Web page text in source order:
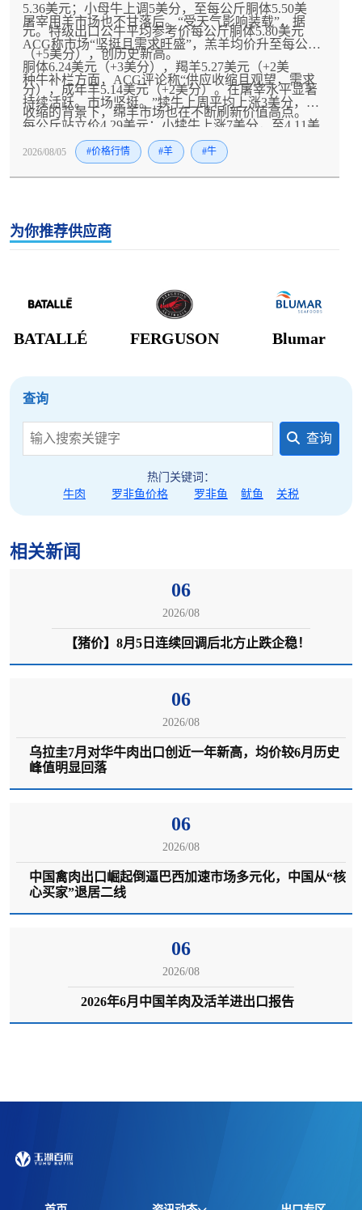
5.36美元；小母牛上调5美分，至每公斤胴体5.50美
元。特级出口公牛平均参考价每公斤胴体5.80美元
（+5美分），创历史新高。
屠宰用羊市场也不甘落后。“受天气影响装载”，据
ACG称市场“坚挺且需求旺盛”，羔羊均价升至每公斤
胴体6.24美元（+3美分），羯羊5.27美元（+2美
分），成年羊5.14美元（+2美分）。在屠宰水平显著
收缩的背景下，绵羊市场也在不断刷新价值高点。
种牛补栏方面，ACG评论称“供应收缩且观望，需求
持续活跃。市场坚挺。”犊牛上周平均上涨3美分，至
每公斤站立价4.29美元；小犊牛上涨7美分，至4.11美
元；越冬母牛同样上涨（2.45美元）。
2026/08/05 #价格行情 #羊 #牛
为你推荐供应商
BATALLÉ FERGUSON Blumar
查询
查询
热门关键词：
牛肉
罗非鱼价格 罗非鱼 鱿鱼 关税
相关新闻
06
2026/08
【猪价】8月5日连续回调后北方止跌企稳！
06
2026/08
乌拉圭7月对华牛肉出口创近一年新高，均价较6月历史
峰值明显回落
06
2026/08
中国禽肉出口崛起倒逼巴西加速市场多元化，中国从“核
心买家”退居二线
06
2026/08
2026年6月中国羊肉及活羊进出口报告